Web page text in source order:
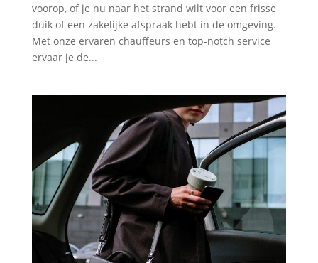
voorop, of je nu naar het strand wilt voor een frisse
duik of een zakelijke afspraak hebt in de omgeving.​
Met onze ervaren chauffeurs en top-notch service
ervaar je de...